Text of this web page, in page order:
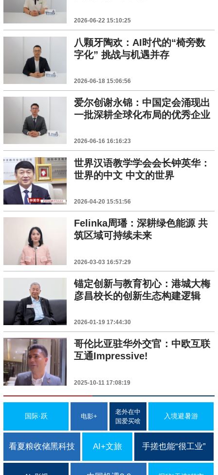
2026-06-22 15:10:25
八颗牙陶欢：AI时代的“椅旁数
字化” 挑战与机遇并存
2026-06-18 15:06:56
爱尔创谢永锦：中国定会涌现出
一批深耕全球化布局的优秀企业
2026-06-16 16:16:23
世界汉语教学学会会长钟英华：
世界的中文 中文的世界
2026-04-20 15:51:56
Felinka周璠：深耕绿色能源 共
筑区域可持续未来
2026-03-03 16:57:29
锚定创新与教育初心：港城大梅
彦昌校长的创新生态构建逻辑
2026-01-19 17:44:30
哥伦比亚驻华外交官：中欧互联
互通Impressive!
2025-10-11 17:08:19
国际·跃 电影+
老外在中
国爱买啥
入境避暑游
看夏粮收储黑科技 AI+文旅 手搓也能“很工业”